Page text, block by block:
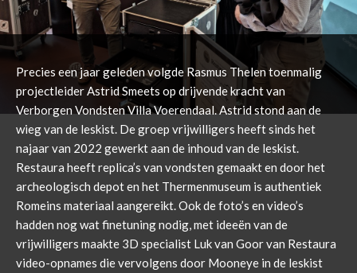
Precies een jaar geleden volgde Rasmus Thelen toenmalig
projectleider Astrid Smeets op drijvende kracht van
Verborgen Vondsten Villa Voerendaal. Astrid stond aan de
wieg van de leskist. De groep vrijwilligers heeft sinds het
najaar van 2022 gewerkt aan de inhoud van de leskist.
Restaura heeft replica’s van vondsten gemaakt en door het
archeologisch depot en het Thermenmuseum is authentiek
Romeins materiaal aangereikt. Ook de foto’s en video’s
hadden nog wat finetuning nodig, met ideeën van de
vrijwilligers maakte 3D specialist Luk van Goor van Restaura
video-opnames die vervolgens door Mooneye in de leskist